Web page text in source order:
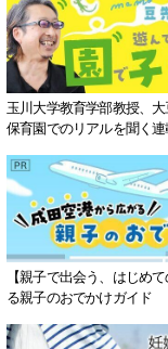
玉川大学教育学部教授、
保育園でのリアルを聞く連
【親子で出会う、はじめ
る親子のおでかけガイド